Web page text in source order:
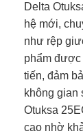
Delta
hệ mới,
như rệp
phẩm được
tiến, đảm
không gian
Otuksa
cao nhờ